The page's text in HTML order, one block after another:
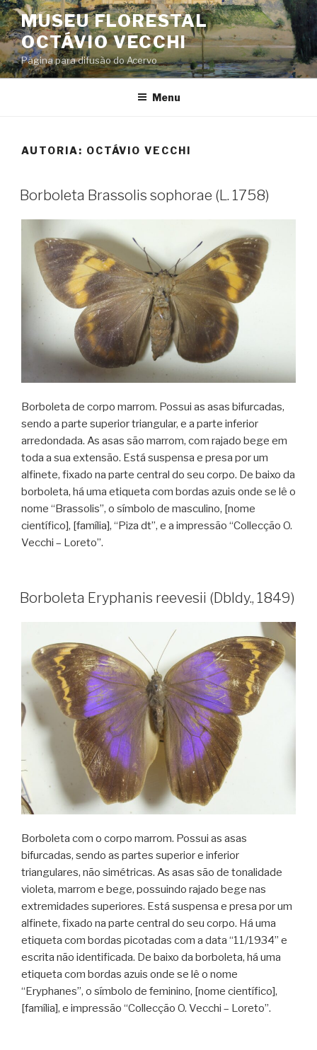
Skip
to
content
MUSEU FLORESTAL
OCTÁVIO VECCHI
Página para difusão do Acervo
Menu
AUTORIA: OCTÁVIO VECCHI
Borboleta Brassolis sophorae (L. 1758)
Borboleta de corpo marrom. Possui as asas bifurcadas,
sendo a parte superior triangular, e a parte inferior
arredondada. As asas são marrom, com rajado bege em
toda a sua extensão. Está suspensa e presa por um
alfinete, fixado na parte central do seu corpo. De baixo da
borboleta, há uma etiqueta com bordas azuis onde se lê o
nome “Brassolis”, o símbolo de masculino, [nome
científico], [família], “Piza dt”, e a impressão “Collecção O.
Vecchi – Loreto”.
Borboleta Eryphanis reevesii (Dbldy., 1849)
Borboleta com o corpo marrom. Possui as asas
bifurcadas, sendo as partes superior e inferior
triangulares, não simétricas. As asas são de tonalidade
violeta, marrom e bege, possuindo rajado bege nas
extremidades superiores. Está suspensa e presa por um
alfinete, fixado na parte central do seu corpo. Há uma
etiqueta com bordas picotadas com a data “11/1934” e
escrita não identificada. De baixo da borboleta, há uma
etiqueta com bordas azuis onde se lê o nome
“Eryphanes”, o símbolo de feminino, [nome científico],
[família], e impressão “Collecção O. Vecchi – Loreto”.